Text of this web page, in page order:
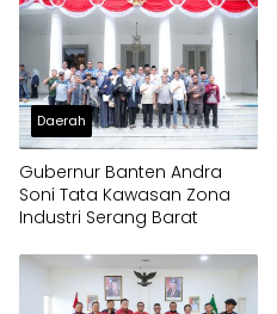
Panongan
Daerah
Gubernur Banten Andra
Soni Tata Kawasan Zona
Industri Serang Barat